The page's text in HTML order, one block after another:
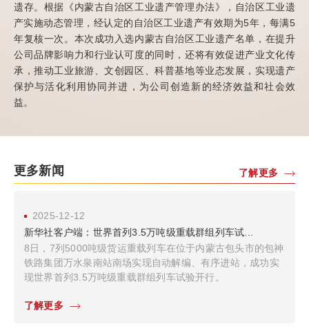
遗存。根据《内蒙古自治区工业遗产管理办法》，自治区工业遗
产实施动态管理，经认定的自治区工业遗产有效期为5年，每满5
年复核一次。本次成功入选内蒙古自治区工业遗产名单，在提升
公司品牌影响力和行业认可度的同时，还将有效促进产业文化传
承，推动工业旅游、文创园区、科普基地等业态发展，实现遗产
保护与活化利用协同并进，为公司创造新的经济效益和社会效
益。
更多新闻 了解更多
2025-12-12
新华社客户端：世界首列3.5万吨级重载群组列车试...
8日，7列5000吨级货运重载列车在位于内蒙古包头市的包神
铁路集团万水泉南站南场实现自动解编、有序进站，成功实
现世界首列3.5万吨级重载群组列车试验开行。
了解更多